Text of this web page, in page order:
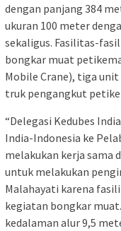
dengan panjang 384
ukuran 100 meter
sekaligus. Fasilitas-
bongkar muat
Mobile Crane), tiga
truk pengangkut
“Delegasi Kedubes
India-Indonesia ke
melakukan kerja sama
untuk melakukan
Malahayati karena
kegiatan bongkar
kedalaman alur 9,5